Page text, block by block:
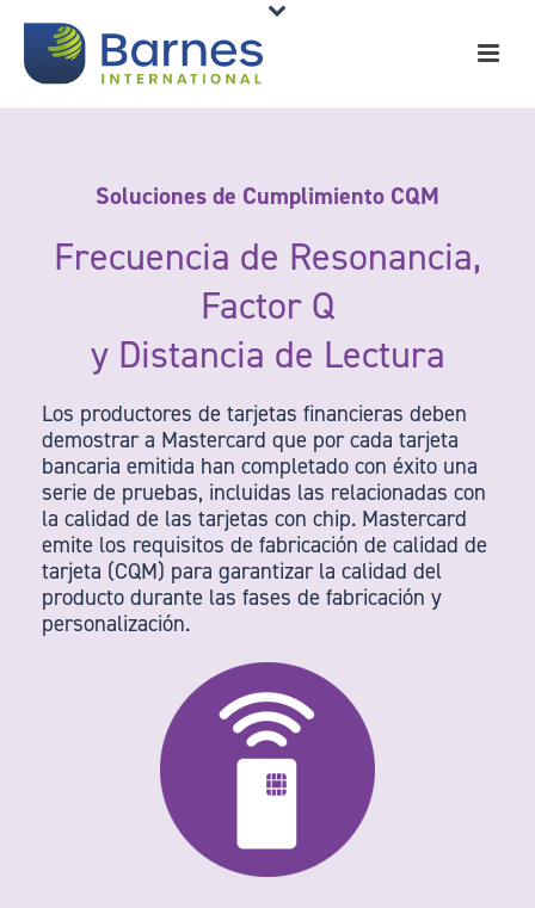
Soluciones de Cumplimiento CQM
Frecuencia de Resonancia,
Factor Q
y Distancia de Lectura
Los productores de tarjetas financieras deben
demostrar a Mastercard que por cada tarjeta
bancaria emitida han completado con éxito una
serie de pruebas, incluidas las relacionadas con
la calidad de las tarjetas con chip. Mastercard
emite los requisitos de fabricación de calidad de
tarjeta (CQM) para garantizar la calidad del
producto durante las fases de fabricación y
personalización.